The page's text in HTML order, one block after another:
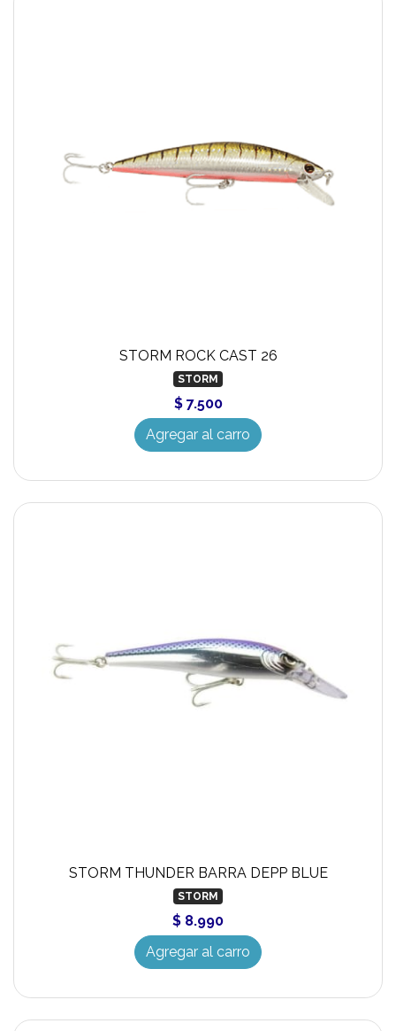
STORM ROCK CAST 26
STORM
$ 7.500
Agregar al carro
STORM THUNDER BARRA DEPP BLUE
STORM
$ 8.990
Agregar al carro